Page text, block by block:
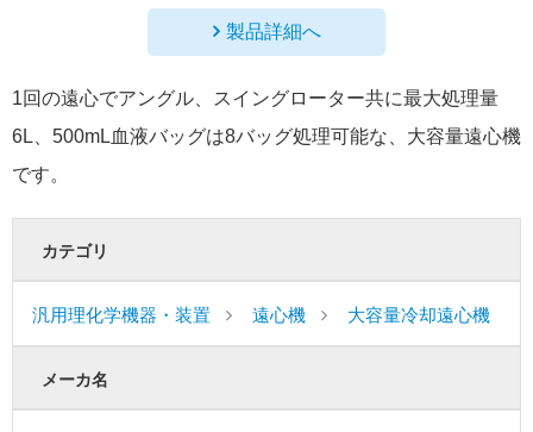
製品詳細へ
1回の遠心でアングル、スイングローター共に最大処理量
6L、500mL血液バッグは8バッグ処理可能な、大容量遠心機
です。
カテゴリ
汎用理化学機器・装置 遠心機 大容量冷却遠心機
メーカ名